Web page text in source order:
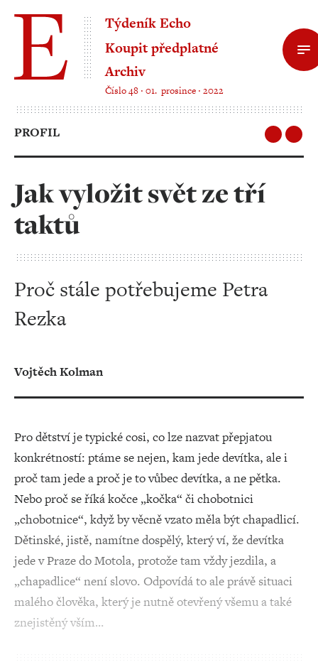
Týdeník Echo
Koupit předplatné
Archiv
Číslo 48 ‧ 01. prosince ‧ 2022
PROFIL
Jak vyložit svět ze tří
taktů
Proč stále potřebujeme Petra
Rezka
Vojtěch Kolman
Pro dětství je typické cosi, co lze nazvat přepjatou
konkrétností: ptáme se nejen, kam jede devítka, ale i
proč tam jede a proč je to vůbec devítka, a ne pětka.
Nebo proč se říká kočce „kočka“ či chobotnici
„chobotnice“, když by věcně vzato měla být chapadlicí.
Dětinské, jistě, namítne dospělý, který ví, že devítka
jede v Praze do Motola, protože tam vždy jezdila, a
„chapadlice“ není slovo. Odpovídá to ale právě situaci
malého člověka, který je nutně otevřený všemu a také
znejistěný vším…